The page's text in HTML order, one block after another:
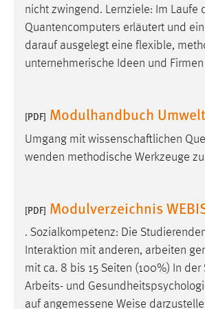
nicht zwingend. Lernziele: Im Laufe
Quantencomputers erläutert und
darauf ausgelegt eine flexible,
unternehmerische Ideen und
[PDF] Modulhandbuch
Umgang mit wissenschaftlichen
wenden methodische Werkzeuge
[PDF] Modulverzeichnis
. Sozialkompetenz: Die
Interaktion mit anderen, arbeiten
mit ca. 8 bis 15 Seiten (100%) In
Arbeits- und
auf angemessene Weise
in diesem Cookie
eingeloggt ist.
Sprachpräferenz
Zweck:
Das Cookie speichert
Sprache der Website.
Cookie Laufzeit: 30 Tage
Chat
Name:
MibewSessionID,
mibew_locale,
5e9dbeb1811c0446
Zweck:
Wird benötigt um die
nutzen zu können.